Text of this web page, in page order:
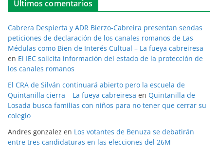
Últimos comentarios
Cabrera Despierta y ADR Bierzo-Cabreira presentan sendas
peticiones de declaración de los canales romanos de Las
Médulas como Bien de Interés Cultual – La fueya cabreiresa
en El IEC solicita información del estado de la protección de
los canales romanos
El CRA de Silván continuará abierto pero la escuela de
Quintanilla cierra – La fueya cabreiresa en Quintanilla de
Losada busca familias con niños para no tener que cerrar su
colegio
Andres gonzalez en Los votantes de Benuza se debatirán
entre tres candidaturas en las elecciones del 26M